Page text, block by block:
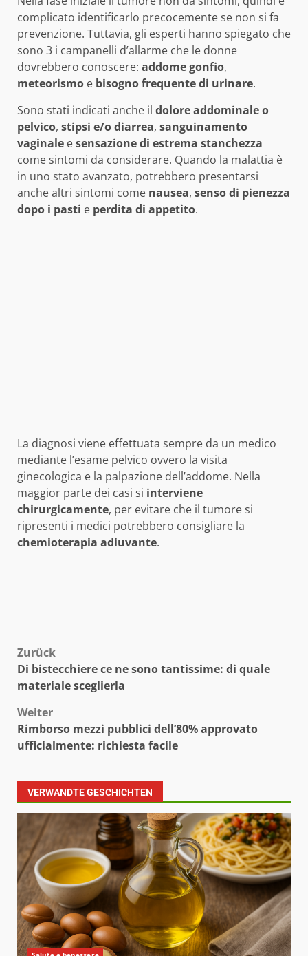
complicato identificarlo precocemente se non si fa
prevenzione. Tuttavia, gli esperti hanno spiegato che
sono 3 i campanelli d’allarme che le donne
dovrebbero conoscere: addome gonfio,
meteorismo e bisogno frequente di urinare.
Sono stati indicati anche il dolore addominale o
pelvico, stipsi e/o diarrea, sanguinamento
vaginale esensazione di estrema stanchezza
come sintomi da considerare. Quando la malattia è
in uno stato avanzato, potrebbero presentarsi
anche altri sintomi come nausea, senso di pienezza
dopo i pasti e perdita di appetito.
La diagnosi viene effettuata sempre da un medico
mediante l’esame pelvico ovvero la visita
ginecologica e la palpazione dell’addome. Nella
maggior parte dei casi si interviene
chirurgicamente, per evitare che il tumore si
ripresenti i medici potrebbero consigliare la
chemioterapia adiuvante.
Beitragsnavigation
Zurück
Di bistecchiere ce ne sono tantissime: di quale
materiale sceglierla
Weiter
Rimborso mezzi pubblici dell’80% approvato
ufficialmente: richiesta facile
VERWANDTE GESCHICHTEN